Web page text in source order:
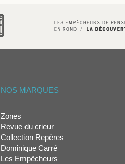
NOS MARQUES
Zones
Revue du crieur
Collection Repères
Dominique Carré
Les Empêcheurs